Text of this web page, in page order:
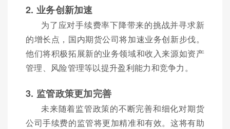
2. 业务创新加速
为了应对手续费率下降带来的挑战并寻求新
的增长点，国内期货公司将加速业务创新步伐。
他们将积极拓展新的业务领域和收入来源如资产
管理、风险管理等以提升盈利能力和竞争力。
3. 监管政策更加完善
未来随着监管政策的不断完善和细化对期货
公司手续费的监管将更加精准和有效。这将有助